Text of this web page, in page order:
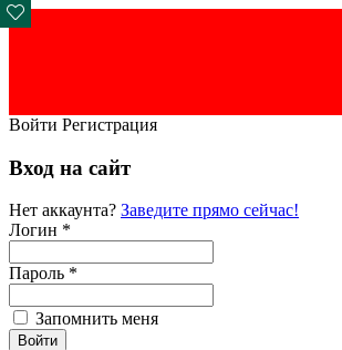
Войти Регистрация
Вход на сайт
Нет аккаунта? Заведите прямо сейчас!
Логин *
Пароль *
Запомнить меня